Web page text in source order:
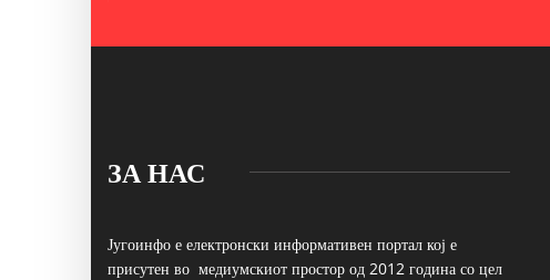
ЗА НАС
Југоинфо е електронски информативен портал кој е
присутен во медиумскиот простор од 2012 година со цел